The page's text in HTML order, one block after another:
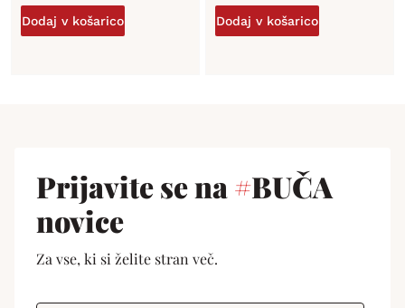
Dodaj v košarico Dodaj v košarico
Prijavite se na#BUČA
novice
Za vse, ki si želite stran več.